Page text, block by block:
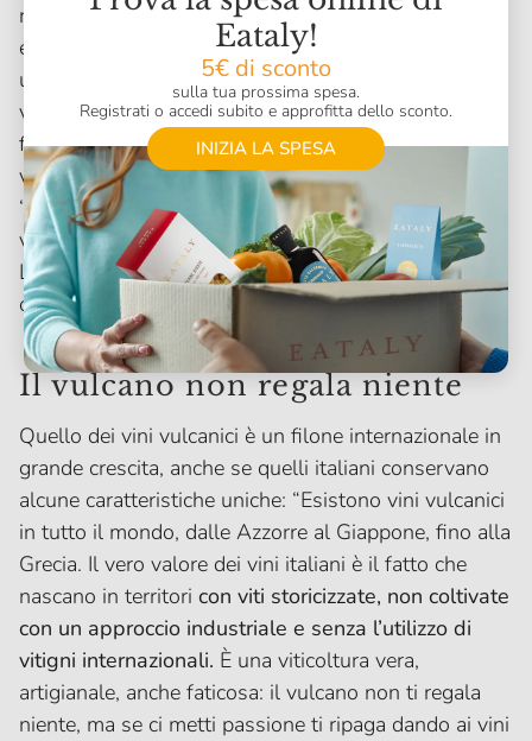
raccontavamo la storia e le caratteristiche di queste
etichette: è una
storia che sorprende e incuriosisce
una chiave di lettura innovativa e fresca dei nostri
vini”. I singoli consorzi italiani non avevano però la
forza per proporre e promuovere sul mercato i vini
vulcanici: così è nata l’associazioneVolcanic Wines
“In passato queste etichette non erano state
valorizzate per mancanza di mezzi - racconta ancora
Lorenzoni - mentre adesso è tutto più semplice e
organico”.
Il vulcano non regala niente
Quello dei vini vulcanici è un filone internazionale in
grande crescita, anche se quelli italiani conservano
alcune caratteristiche uniche: “Esistono vini vulcanici
in tutto il mondo, dalle Azzorre al Giappone, fino alla
Grecia. Il vero valore dei vini italiani è il fatto che
nascano in territori con viti storicizzate, non coltivate
con un approccio industriale e senza l’utilizzo di
vitigni internazionali. È una viticoltura vera,
artigianale, anche faticosa: il vulcano non ti regala
niente, ma se ci metti passione ti ripaga dando ai vini
Eataly!
5€ di sconto
sulla tua prossima spesa.
Registrati o accedi subito e approfitta dello sconto.
INIZIA LA SPESA